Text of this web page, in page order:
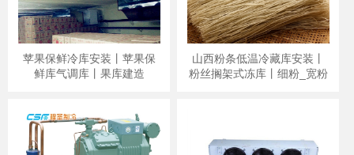
苹果保鲜冷库安装丨苹果保
鲜库气调库丨果库建造
山西粉条低温冷藏库安装丨
粉丝搁架式冻库丨细粉_宽粉